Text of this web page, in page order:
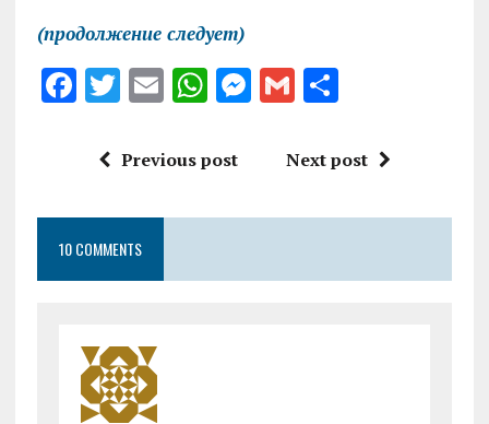
(продолжение следует)
F
ce
o
o
k
T
it
r
E
ai
W
at
A
p
M
g
G
ai
S
a
Previous post Next post
10 COMMENTS